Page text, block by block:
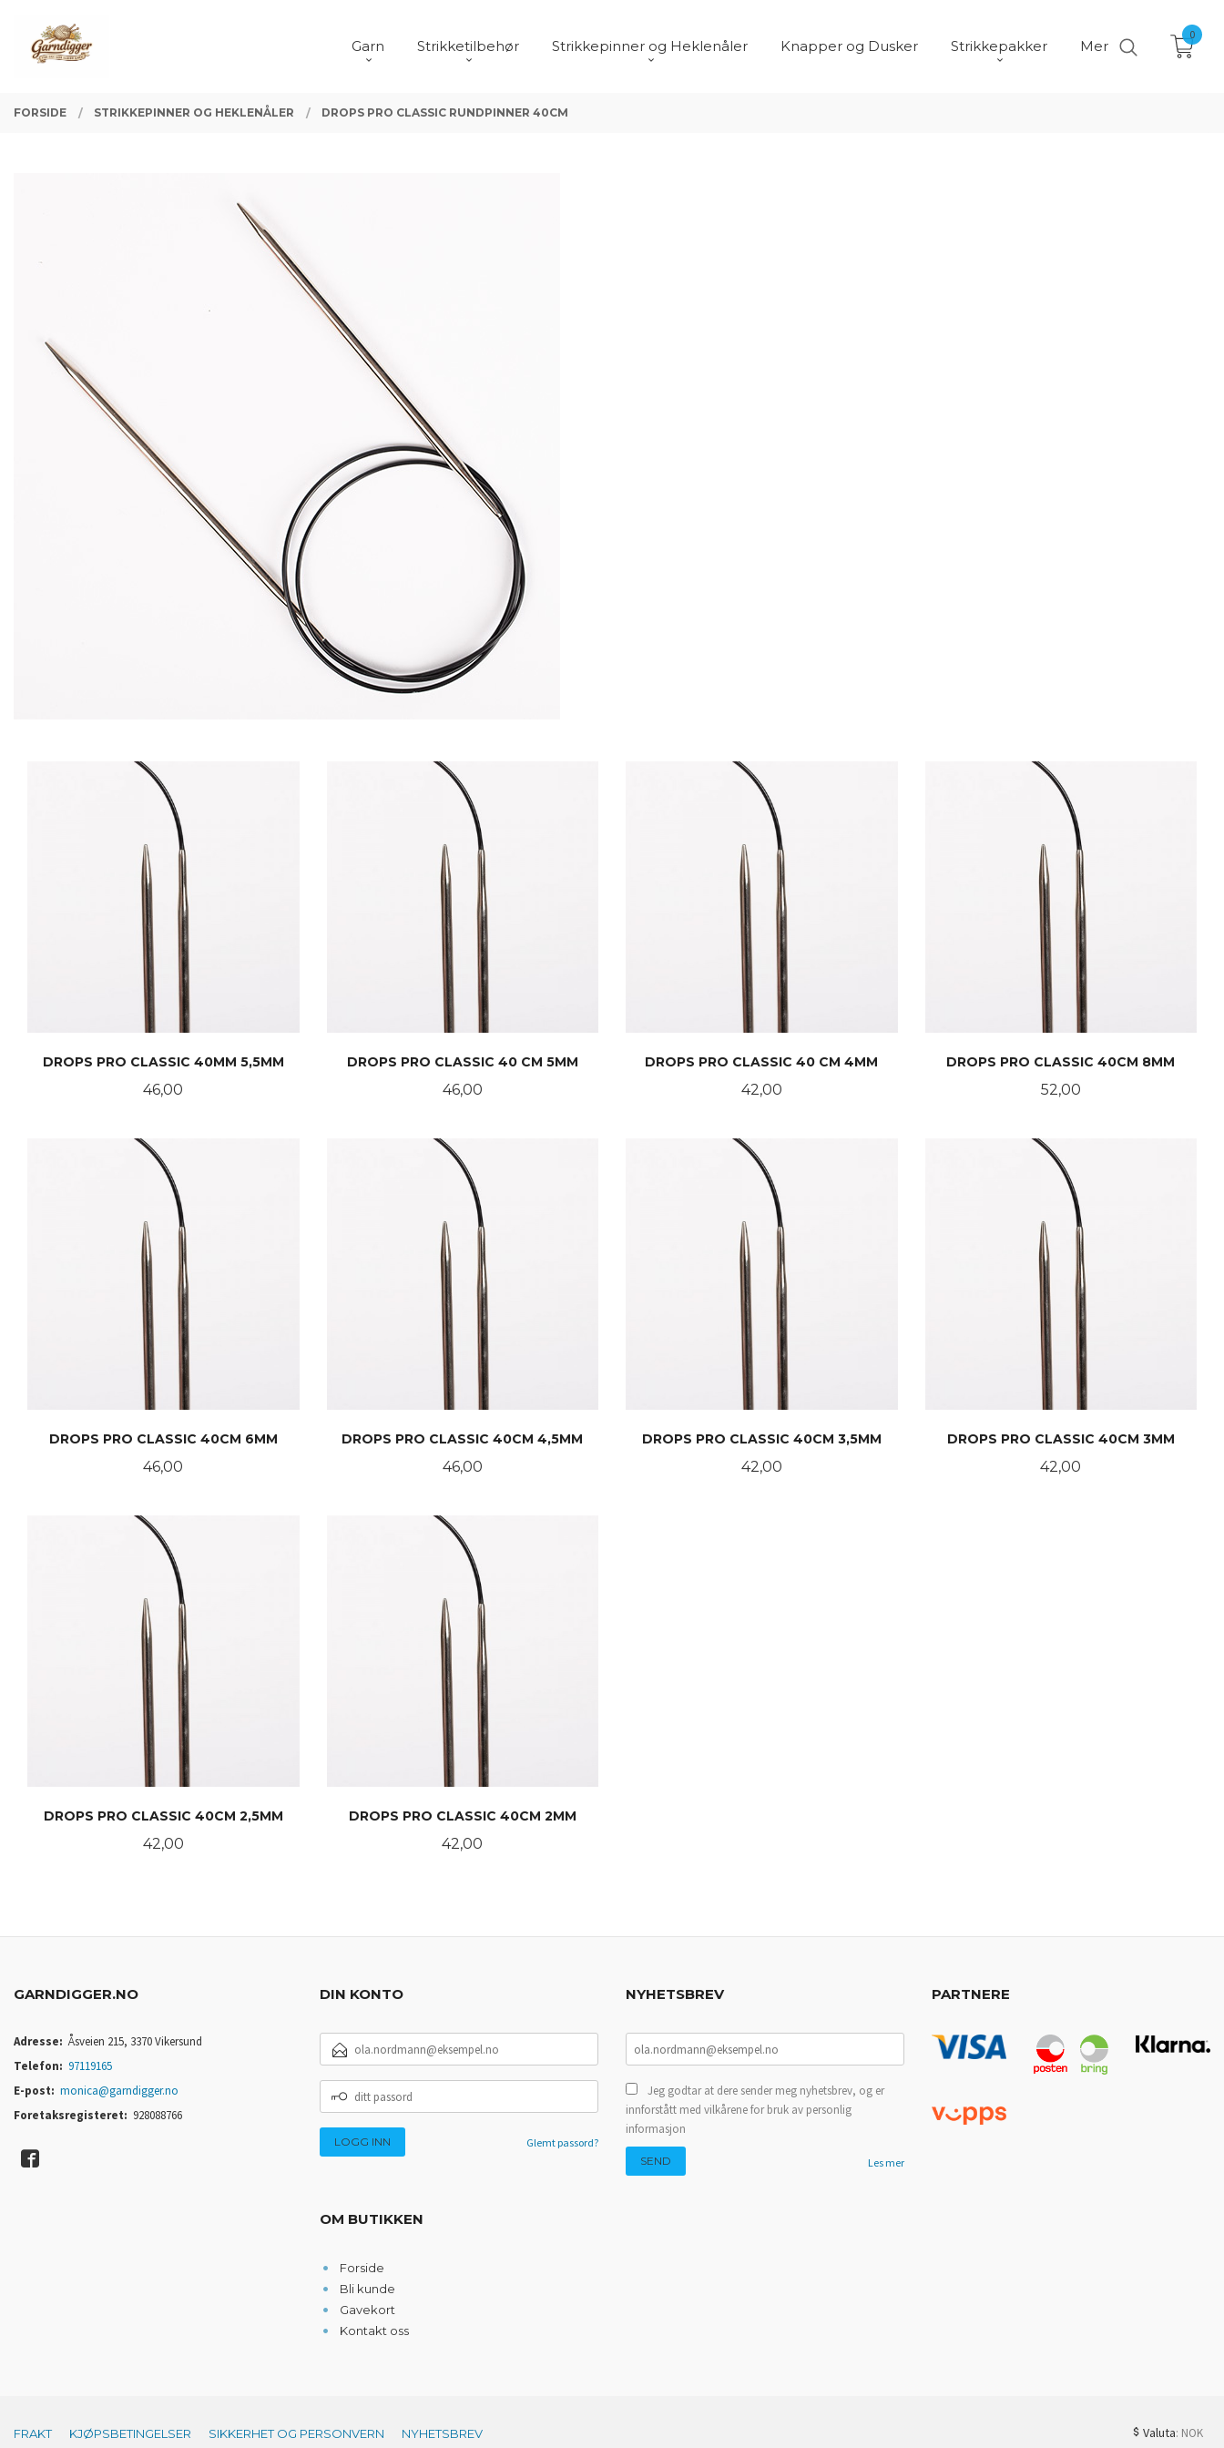
innholdet
PRODUKTER
Garn Strikketilbehør Strikkepinner og Heklenåler Knapper og Dusker Strikkepakker Mer
0
FORSIDE STRIKKEPINNER OG HEKLENÅLER DROPS PRO CLASSIC RUNDPINNER 40CM
DROPS PRO CLASSIC 40MM 5,5MM
Pris
46,00
DROPS PRO CLASSIC 40 CM 5MM
Pris
46,00
DROPS PRO CLASSIC 40 CM 4MM
Pris
42,00
DROPS PRO CLASSIC 40CM 8MM
Pris
52,00
DROPS PRO CLASSIC 40CM 6MM
Pris
46,00
DROPS PRO CLASSIC 40CM 4,5MM
Pris
46,00
DROPS PRO CLASSIC 40CM 3,5MM
Pris
42,00
DROPS PRO CLASSIC 40CM 3MM
Pris
42,00
DROPS PRO CLASSIC 40CM 2,5MM
Pris
42,00
DROPS PRO CLASSIC 40CM 2MM
Pris
42,00
GARNDIGGER.NO
Adresse: Åsveien 215, 3370 Vikersund
Telefon: 97119165
E-post: monica@garndigger.no
Foretaksregisteret: 928088766
DIN KONTO
POSTADRESSE
PASSORD
Glemt passord?
OM BUTIKKEN
Forside
Bli kunde
Gavekort
Kontakt oss
NYHETSBREV
Jeg godtar at dere sender meg nyhetsbrev, og er
innforstått med vilkårene for bruk av personlig
informasjon
Les mer
PARTNERE
Valuta: NOK
FRAKT KJØPSBETINGELSER SIKKERHET OG PERSONVERN NYHETSBREV